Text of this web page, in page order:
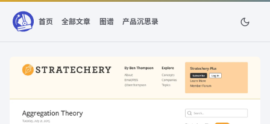
首页 全部文章 图谱 产品沉思录